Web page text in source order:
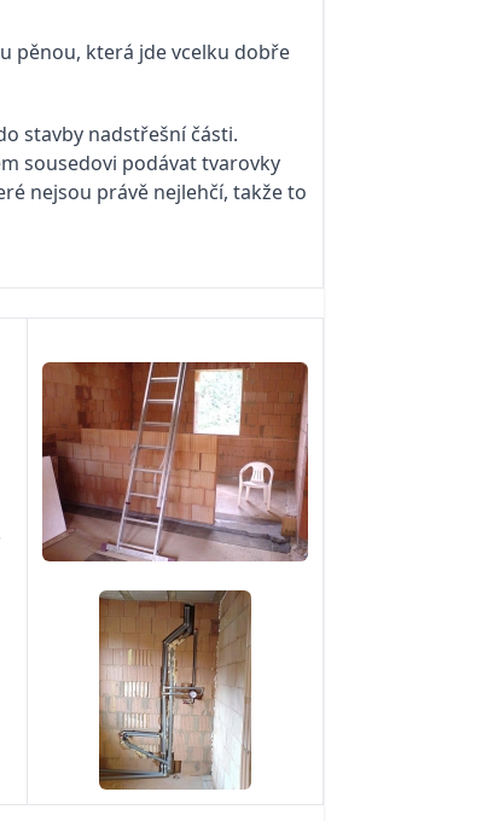
pěnou, která jde vcelku dobře
stavby nadstřešní části.
sousedovi podávat tvarovky
nejsou právě nejlehčí, takže to